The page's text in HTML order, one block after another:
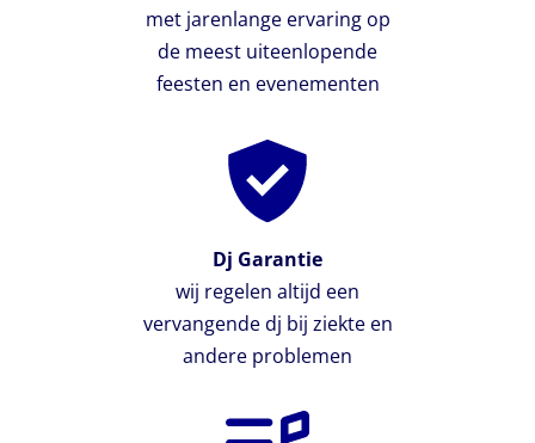
met jarenlange ervaring op
de meest uiteenlopende
feesten en evenementen
Dj Garantie
wij regelen altijd een
vervangende dj bij ziekte en
andere problemen